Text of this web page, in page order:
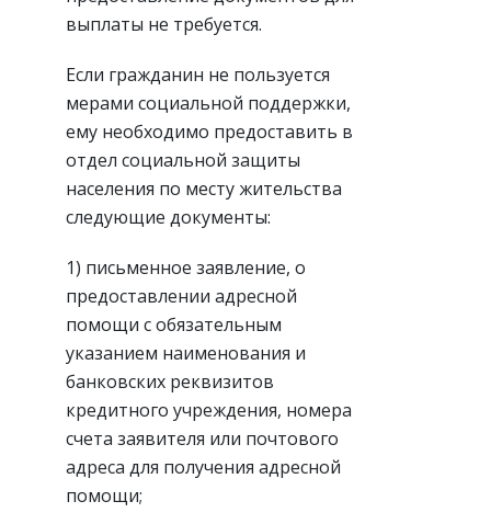
выплаты не требуется.
Если гражданин не пользуется
мерами социальной поддержки,
ему необходимо предоставить в
отдел социальной защиты
населения по месту жительства
следующие документы:
1) письменное заявление, о
предоставлении адресной
помощи с обязательным
указанием наименования и
банковских реквизитов
кредитного учреждения, номера
счета заявителя или почтового
адреса для получения адресной
помощи;